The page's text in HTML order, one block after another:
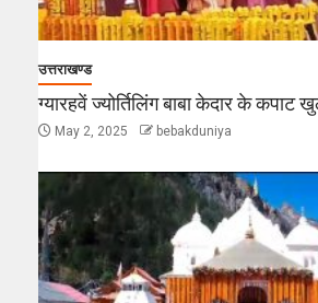
उत्तराखण्ड
ग्यारहवें ज्योर्तिलिंग बाबा केदार के कपाट
May 2, 2025 bebakduniya